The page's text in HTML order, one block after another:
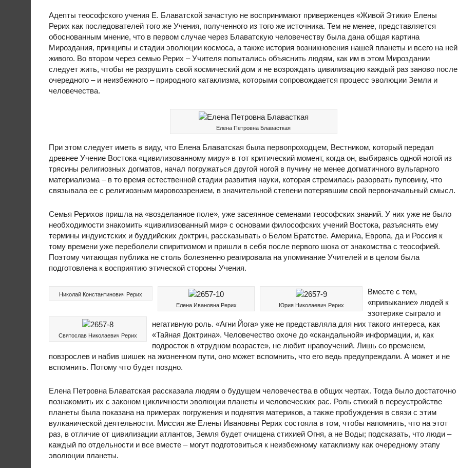
Адепты теософского учения Е. Блаватской зачастую не воспринимают приверженцев «Живой Этики» Елены
Рерих как последователей того же Учения, полученного из того же источника. Тем не менее, представляется
обоснованным мнение, что в первом случае через Блаватскую человечеству была дана общая картина
Мироздания, принципы и стадии эволюции космоса, а также история возникновения нашей планеты и всего на ней
живого. Во втором через семью Рерих – Учителя попытались объяснить людям, как им в этом Мироздании
следует жить, чтобы не разрушить свой космический дом и не возрождать цивилизацию каждый раз заново после
очередного – и неизбежного – природного катаклизма, которыми сопровождается процесс эволюции Земли и
человечества.
Елена Петровна Блавасткая
При этом следует иметь в виду, что Елена Блаватская была первопроходцем, Вестником, который передал
древнее Учение Востока «цивилизованному миру» в тот критический момент, когда он, выбираясь одной ногой из
трясины религиозных догматов, начал погружаться другой ногой в пучину не менее догматичного вульгарного
материализма – в то время естественной стадии развития науки, которая стремилась разорвать пуповину, что
связывала ее с религиозным мировоззрением, в значительной степени потерявшим свой первоначальный смысл.
Семья Рерихов пришла на «возделанное поле», уже засеянное семенами теософских знаний. У них уже не было
необходимости знакомить «цивилизованный мир» с основами философских учений Востока, разъяснять ему
термины индуистских и буддийских доктрин, рассказывать о Белом Братстве. Америка, Европа, да и Россия к
тому времени уже переболели спиритизмом и пришли в себя после первого шока от знакомства с теософией.
Поэтому читающая публика не столь болезненно реагировала на упоминание Учителей и в целом была
подготовлена к восприятию этической стороны Учения.
Николай Константинович Рерих
Елена Ивановна Рерих
Юрия Николаевич Рерих
Святослав Николаевич Рерих
Вместе с тем,
«привыкание» людей к
эзотерике сыграло и
негативную роль. «Агни Йога» уже не представляла для них такого интереса, как
«Тайная Доктрина». Человечество охоче до «скандальной» информации, и, как
подросток в «трудном возрасте», не любит нравоучений. Лишь со временем,
повзрослев и набив шишек на жизненном пути, оно может вспомнить, что его ведь предупреждали. А может и не
вспомнить. Потому что будет поздно.
Елена Петровна Блаватская рассказала людям о будущем человечества в общих чертах. Тогда было достаточно
познакомить их с законом цикличности эволюции планеты и человеческих рас. Роль стихий в переустройстве
планеты была показана на примерах погружения и поднятия материков, а также пробуждения в связи с этим
вулканической деятельности. Миссия же Елены Ивановны Рерих состояла в том, чтобы напомнить, что на этот
раз, в отличие от цивилизации атлантов, Земля будет очищена стихией Огня, а не Воды; подсказать, что люди –
каждый по отдельности и все вместе – могут подготовиться к неизбежному катаклизму как очередному этапу
эволюции планеты.